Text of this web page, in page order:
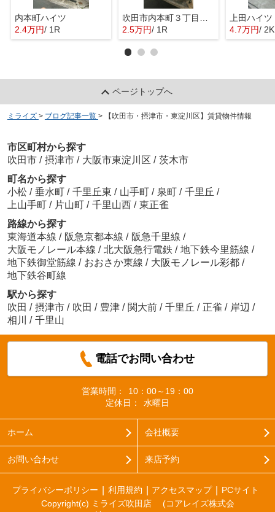
内本町ハイツ
2.4万円/ 1R
吹田市内本町３丁目のマンション
2.5万円/ 1R
上田ハイツ
4.7万円/ 2K
ページトップへ
ミライズ > ブログ記事一覧 > 【吹田市・摂津市・東淀川区】賃貸物件情報
市区町村から探す
吹田市 / 摂津市 / 大阪市東淀川区 / 茨木市
町名から探す
小松 / 垂水町 / 千里丘東 / 山手町 / 泉町 / 千里丘 /
上山手町 / 片山町 / 千里山西 / 東正雀
路線から探す
東海道本線 / 阪急京都本線 / 阪急千里線 /
大阪モノレール本線 / 北大阪急行電鉄 / 地下鉄今里筋線 /
地下鉄御堂筋線 / おおさか東線 / 大阪モノレール彩都 /
地下鉄谷町線
駅から探す
吹田 / 摂津市 / 吹田 / 豊津 / 関大前 / 千里丘 / 正雀 / 岸辺 /
相川
/ 千里山
電話でお問い合わせ
営業時間：
10：00～19：00
定休日：
水曜日
ホーム 会社概要
お問い合わせ 来店予約
プライバシーポリシー 利用規約 アクセスマップ
PCサイト
Copyright(c) ミライズ吹田店 (コアレイズ株式会